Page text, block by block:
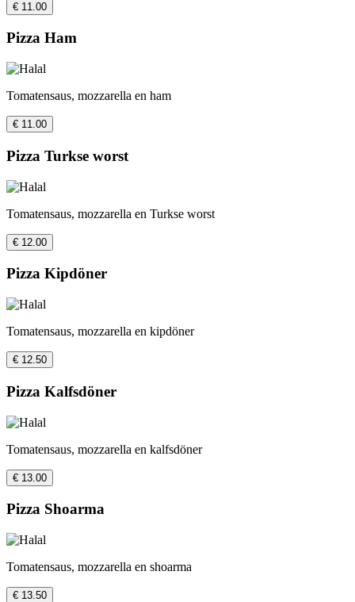
€ 11.00
Pizza Ham
Tomatensaus, mozzarella en ham
€ 11.00
Pizza Turkse worst
Tomatensaus, mozzarella en Turkse worst
€ 12.00
Pizza Kipdöner
Tomatensaus, mozzarella en kipdöner
€ 12.50
Pizza Kalfsdöner
Tomatensaus, mozzarella en kalfsdöner
€ 13.00
Pizza Shoarma
Tomatensaus, mozzarella en shoarma
€ 13.50